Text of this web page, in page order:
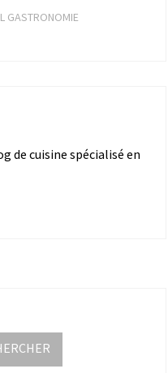
GASTRONOMIE
de cuisine spécialisé en